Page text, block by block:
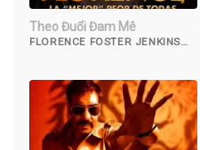
Theo Đuổi Đam Mê
FLORENCE FOSTER JENKINS